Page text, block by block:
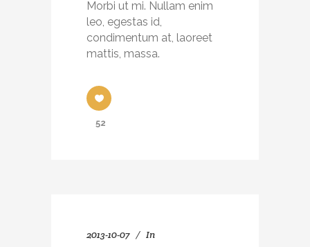
Morbi ut mi. Nullam enim
leo, egestas id,
condimentum at, laoreet
mattis, massa.
52
2013-10-07 In